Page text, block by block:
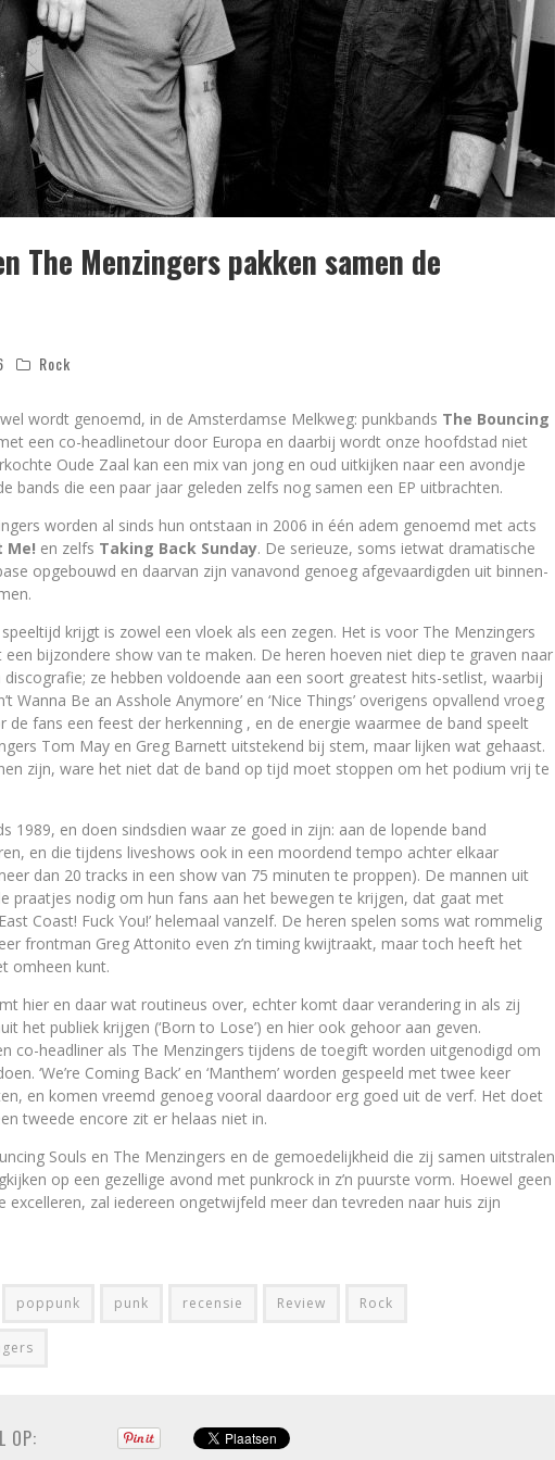
The Menzingers pakken samen de
Rock
wordt genoemd, in de Amsterdamse Melkweg: punkbands The Bouncing
een co-headlinetour door Europa en daarbij wordt onze hoofdstad niet
Oude Zaal kan een mix van jong en oud uitkijken naar een avondje
bands die een paar jaar geleden zelfs nog samen een EP uitbrachten.
worden al sinds hun ontstaan in 2006 in één adem genoemd met acts
Me! en zelfs Taking Back Sunday. De serieuze, soms ietwat dramatische
opgebouwd en daarvan zijn vanavond genoeg afgevaardigden uit binnen-
krijgt is zowel een vloek als een zegen. Het is voor The Menzingers
bijzondere show van te maken. De heren hoeven niet diep te graven naar
ze hebben voldoende aan een soort greatest hits-setlist, waarbij
Wanna Be an Asshole Anymore’ en ‘Nice Things’ overigens opvallend vroeg
fans een feest der herkenning , en de energie waarmee de band speelt
Tom May en Greg Barnett uitstekend bij stem, maar lijken wat gehaast.
zijn, ware het niet dat de band op tijd moet stoppen om het podium vrij te
1989, en doen sindsdien waar ze goed in zijn: aan de lopende band
en die tijdens liveshows ook in een moordend tempo achter elkaar
dan 20 tracks in een show van 75 minuten te proppen). De mannen uit
praatjes nodig om hun fans aan het bewegen te krijgen, dat gaat met
Coast! Fuck You!’ helemaal vanzelf. De heren spelen soms wat rommelig
frontman Greg Attonito even z’n timing kwijtraakt, maar toch heeft het
omheen kunt.
hier en daar wat routineus over, echter komt daar verandering in als zij
het publiek krijgen (‘Born to Lose’) en hier ook gehoor aan geven.
co-headliner als The Menzingers tijdens de toegift worden uitgenodigd om
‘We’re Coming Back’ en ‘Manthem’ worden gespeeld met twee keer
en komen vreemd genoeg vooral daardoor erg goed uit de verf. Het doet
tweede encore zit er helaas niet in.
Souls en The Menzingers en de gemoedelijkheid die zij samen uitstralen
op een gezellige avond met punkrock in z’n puurste vorm. Hoewel geen
zal iedereen ongetwijfeld meer dan tevreden naar huis zijn
poppunk punk recensie Review Rock
OP: